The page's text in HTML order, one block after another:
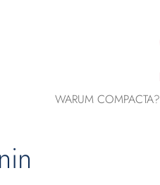
WARUM COMPACTA?